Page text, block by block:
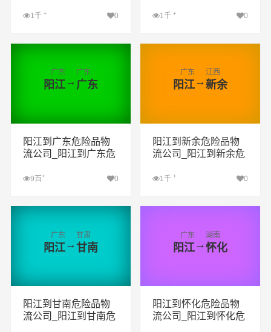
乐山危险品专线
1千 + 0
查看详细
东莞危险品专线
1千+ 0
查看详细
广东
阳江→
广东
广东
阳江到广东危险品物
流公司_阳江到广东危
广东危险品专线
9百 + 0
查看详细
广东
阳江→
江西
新余
阳江到新余危险品物
流公司_阳江到新余危
新余危险品专线
1千+ 0
查看详细
广东
阳江→
甘肃
甘南
阳江到甘南危险品物
流公司_阳江到甘南危
广东
阳江→
湖南
怀化
阳江到怀化危险品物
流公司_阳江到怀化危